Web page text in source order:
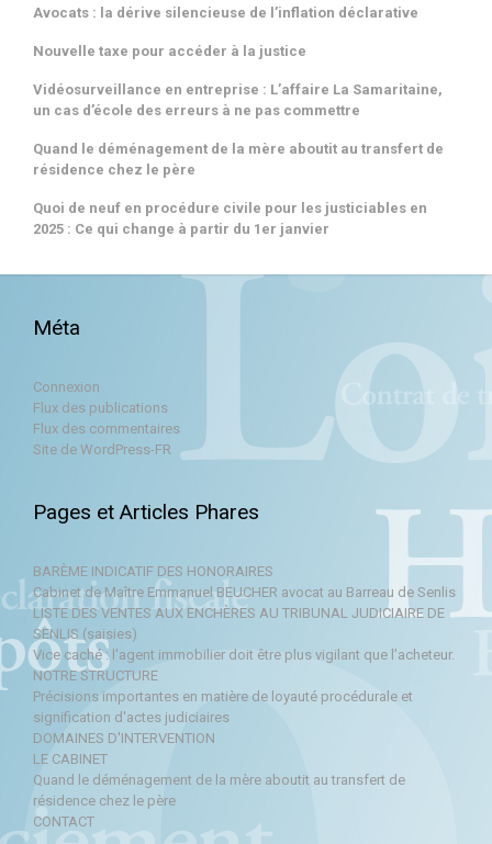
Avocats : la dérive silencieuse de l’inflation déclarative
Nouvelle taxe pour accéder à la justice
Vidéosurveillance en entreprise : L’affaire La Samaritaine,
un cas d’école des erreurs à ne pas commettre
Quand le déménagement de la mère aboutit au transfert de
résidence chez le père
Quoi de neuf en procédure civile pour les justiciables en
2025 : Ce qui change à partir du 1er janvier
Méta
Connexion
Flux des publications
Flux des commentaires
Site de WordPress-FR
Pages et Articles Phares
BARÈME INDICATIF DES HONORAIRES
Cabinet de Maître Emmanuel BEUCHER avocat au Barreau de Senlis
LISTE DES VENTES AUX ENCHÈRES AU TRIBUNAL JUDICIAIRE DE
SENLIS (saisies)
Vice caché : l'agent immobilier doit être plus vigilant que l’acheteur.
NOTRE STRUCTURE
Précisions importantes en matière de loyauté procédurale et
signification d'actes judiciaires
DOMAINES D'INTERVENTION
LE CABINET
Quand le déménagement de la mère aboutit au transfert de
résidence chez le père
CONTACT